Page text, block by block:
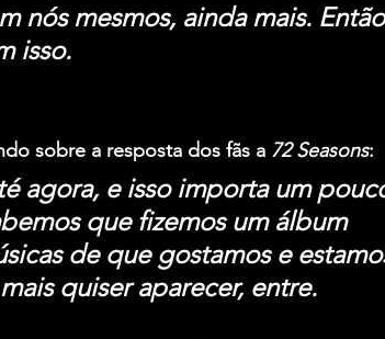
nós mesmos, ainda mais.
isso.
sobre a resposta dos fãs a 72 Seasons:
agora, e isso importa um
que fizemos um álbum
de que gostamos e
quiser aparecer, entre.